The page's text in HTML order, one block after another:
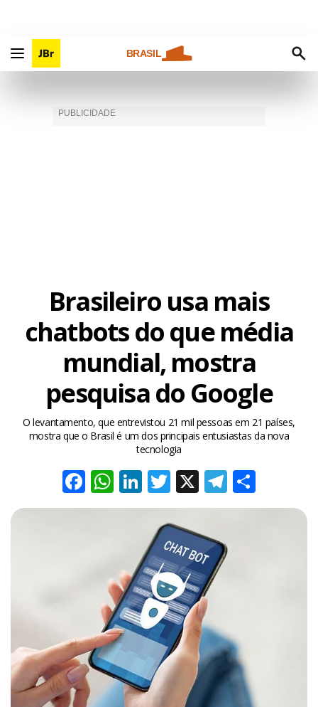
BRASIL
Brasileiro usa mais
chatbots do que média
mundial, mostra
pesquisa do Google
O levantamento, que entrevistou 21 mil pessoas em 21 países,
mostra que o Brasil é um dos principais entusiastas da nova
tecnologia
Facebook
WhatsApp
LinkedIn
Twitter
X